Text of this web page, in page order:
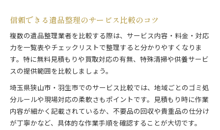
信頼できる遺品整理のサービス比較のコツ
複数の遺品整理業者を比較する際は、サービス内容・料金・対応
力を一覧表やチェックリストで整理すると分かりやすくなりま
す。特に無料見積もりや買取対応の有無、特殊清掃や供養サービ
スの提供範囲を比較しましょう。
埼玉県狭山市・羽生市でのサービス比較では、地域ごとのゴミ処
分ルールや現場対応の柔軟さもポイントです。見積もり時に作業
内容が細かく記載されているか、不要品の回収や貴重品の仕分け
が丁寧かなど、具体的な作業手順を確認することが大切です。